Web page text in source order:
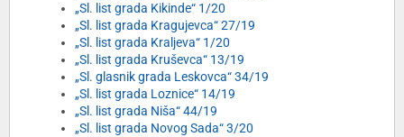
„Sl. list grada Kikinde“ 1/20
„Sl. list grada Kragujevca“ 27/19
„Sl. list grada Kraljeva“ 1/20
„Sl. list grada Kruševca“ 13/19
„Sl. glasnik grada Leskovca“ 34/19
„Sl. list grada Loznice“ 14/19
„Sl. list grada Niša“ 44/19
„Sl. list grada Novog Sada“ 3/20